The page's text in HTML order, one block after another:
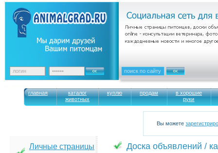
главная
каталог
животных
куплю продам
в хорошие
руки
Вы можете
Личные страницы
Доска объявлений /